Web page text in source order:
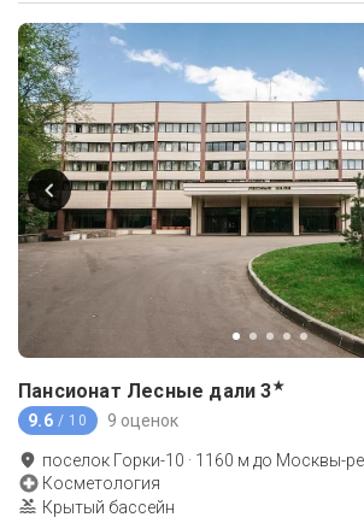
Пансионат Лесные дали 3★
9.6 / 10 9 оценок
поселок Горки-10 · 1160 м до Москвы-
Косметология
Крытый бассейн